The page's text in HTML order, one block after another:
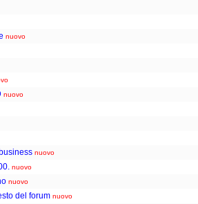
nuovo
nuovo
nuovo
nuovo
nuovo
del forum nuovo